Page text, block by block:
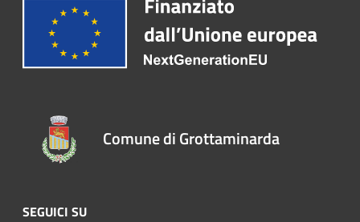
Comune di Grottaminarda
SEGUICI SU